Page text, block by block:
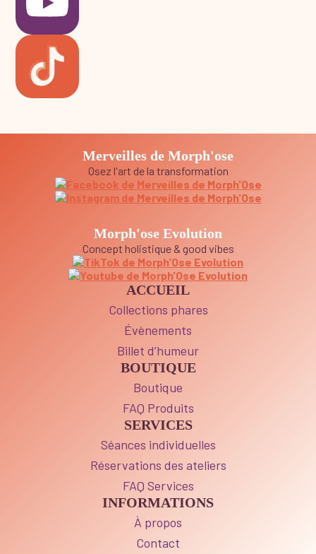
Merveilles de Morph'ose
Osez l'art de la transformation
Morph'ose Evolution
Concept holistique & good vibes
ACCUEIL
Collections phares
Évènements
Billet d’humeur
BOUTIQUE
Boutique
FAQ Produits
SERVICES
Séances individuelles
Réservations des ateliers
FAQ Services
INFORMATIONS
À propos
Contact